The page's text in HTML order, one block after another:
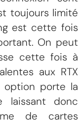
toujours limité
est cette fois
On peut
cette fois à
aux RTX
option porte la
laissant donc
de cartes